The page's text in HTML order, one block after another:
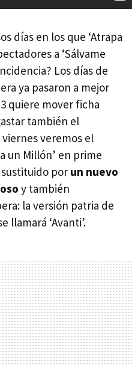
días en los que ‘Atrapa
a ‘Sálvame
Los días de
ya pasaron a mejor
quiere mover ficha
también el
veremos el
un Millón’ en prime
por un nuevo
y también
la versión patria de
llamará ‘Avanti’.